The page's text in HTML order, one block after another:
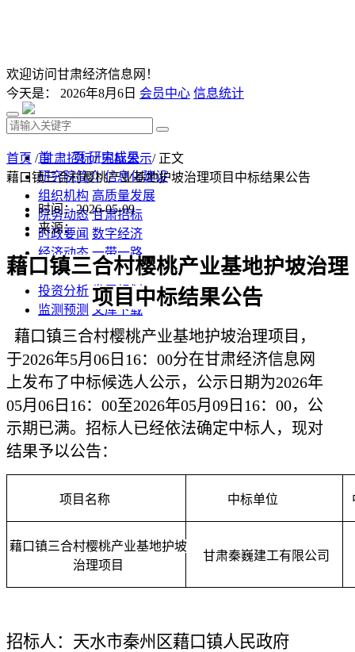
欢迎访问甘肃经济信息网！
今天是： 2026年8月6日 会员中心 信息统计
首 页 研究成果
研究院简介 信息化建设
组织机构 高质量发展
院务动态 甘肃招标
时政要闻 数字经济
经济动态 一带一路
发改视点
乡村振兴
投资分析 发展规划
监测预测
文库下载
首页 /甘肃招标/中标公示/ 正文
藉口镇三合村樱桃产业基地护坡治理项目中标结果公告
时间：2026-05-09
来源：
藉口镇三合村樱桃产业基地护坡治理
项目中标结果公告
藉口镇三合村樱桃产业基地护坡治理项目 ，
于2026年5月 06 日 16：00分在甘肃经济信息网
上发布了中标候选人公示，公示日期为2026年
05月 06日16：00至2026年05月 09 日 16：00，公
示期已满。招标人已经依法确定中标人，现对
结果予以公告：
项目名称 中标单位
藉口镇三合村樱桃产业基地护坡
治理项目
甘肃秦巍建工有限公司
招标人： 天水市秦州区藉口镇人民政府